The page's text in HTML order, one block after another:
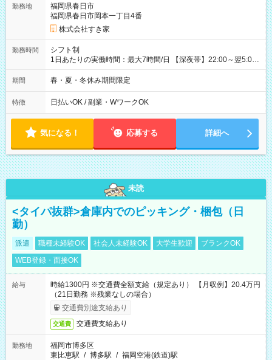
試用期間の実態は30日（※条件変更なし）ですが、切り上げで
一ヶ月とさせていただきます。 研修制度あり：15時間(研修中も
同時給）
勤務地
福岡県春日市
福岡県春日市岡本一丁目4番
株式会社すき家
勤務時間
シフト制
1日あたりの実働時間：最大7時間/日 【深夜帯】22:00～翌5:00
週2日～・1日2h～OK◎ ※22:00から翌5:00までは18歳以上の方
のみ勤務可能です（18歳未満の深夜業務禁止のため） ★深夜で
す。 必ず、2名以上での勤務を行いますので、安心して働けま
す。
期間 春・夏・冬休み期間限定
特徴 日払いOK / 副業・WワークOK
気になる！ 応募する 詳細へ
未読
<タイパ抜群>倉庫内でのピッキング・梱包（日
勤）
派遣 職種未経験OK 社会人未経験OK 大学生歓迎
ブランクOK
WEB登録・面接OK
給与
時給1300円 ※交通費全額支給（規定あり） 【月収例】20.4万円
（21日勤務 ※残業なしの場合）
交通費別途支給あり
交通費 交通費支給あり
勤務地
福岡市博多区
東比恵駅 / 博多駅 / 福岡空港(鉄道)駅